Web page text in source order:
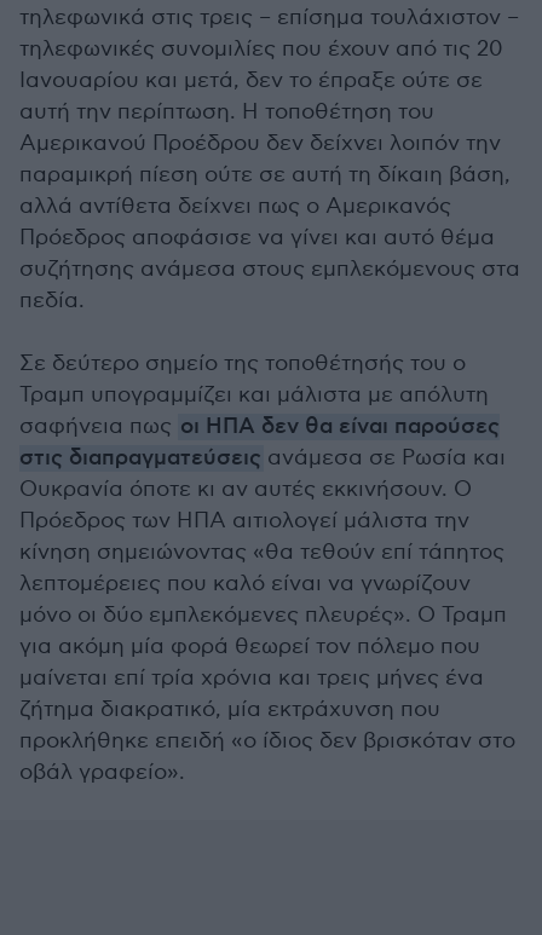
τηλεφωνικά στις τρεις – επίσημα τουλάχιστον –
τηλεφωνικές συνομιλίες που έχουν από τις 20
Ιανουαρίου και μετά, δεν το έπραξε ούτε σε
αυτή την περίπτωση. Η τοποθέτηση του
Αμερικανού Προέδρου δεν δείχνει λοιπόν την
παραμικρή πίεση ούτε σε αυτή τη δίκαιη βάση,
αλλά αντίθετα δείχνει πως ο Αμερικανός
Πρόεδρος αποφάσισε να γίνει και αυτό θέμα
συζήτησης ανάμεσα στους εμπλεκόμενους στα
πεδία.
Σε δεύτερο σημείο της τοποθέτησής του ο
Τραμπ υπογραμμίζει και μάλιστα με απόλυτη
σαφήνεια πως οι ΗΠΑ δεν θα είναι παρούσες
στις διαπραγματεύσεις ανάμεσα σε Ρωσία και
Ουκρανία όποτε κι αν αυτές εκκινήσουν. Ο
Πρόεδρος των ΗΠΑ αιτιολογεί μάλιστα την
κίνηση σημειώνοντας «θα τεθούν επί τάπητος
λεπτομέρειες που καλό είναι να γνωρίζουν
μόνο οι δύο εμπλεκόμενες πλευρές». Ο Τραμπ
για ακόμη μία φορά θεωρεί τον πόλεμο που
μαίνεται επί τρία χρόνια και τρεις μήνες ένα
ζήτημα διακρατικό, μία εκτράχυνση που
προκλήθηκε επειδή «ο ίδιος δεν βρισκόταν στο
οβάλ γραφείο».